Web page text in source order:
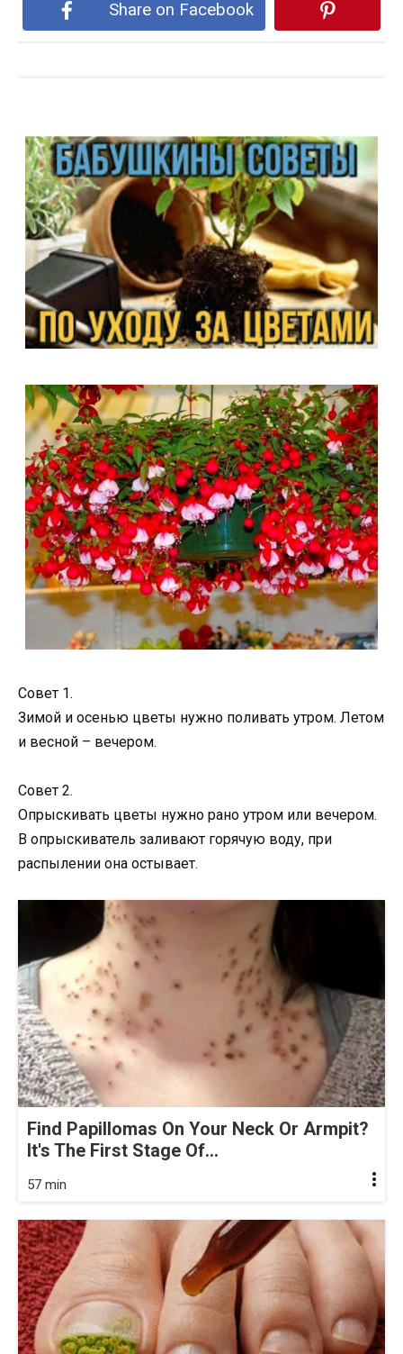
Share on Facebook
Совет 1.
Зимой и осенью цветы нужно поливать утром. Летом
и весной – вечером.
Совет 2.
Опрыскивать цветы нужно рано утром или вечером.
В опрыскиватель заливают горячую воду, при
распылении она остывает.
Find Papillomas On Your Neck Or Armpit?
It's The First Stage Of...
57 min